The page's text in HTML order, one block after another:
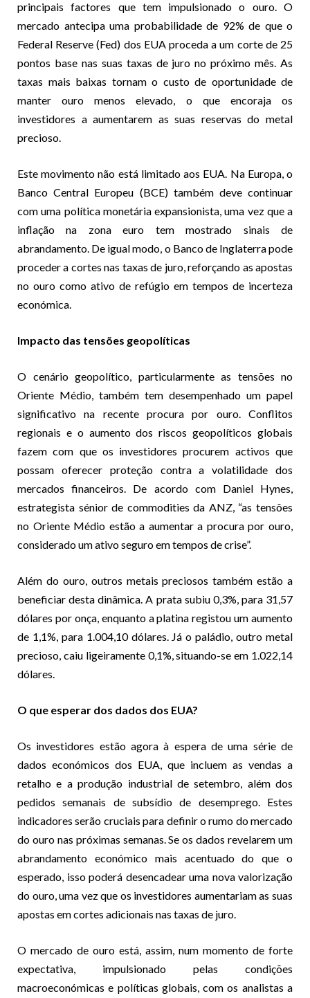
principais factores que tem impulsionado o ouro. O
mercado antecipa uma probabilidade de 92% de que o
Federal Reserve (Fed) dos EUA proceda a um corte de 25
pontos base nas suas taxas de juro no próximo mês. As
taxas mais baixas tornam o custo de oportunidade de
manter ouro menos elevado, o que encoraja os
investidores a aumentarem as suas reservas do metal
precioso.
Este movimento não está limitado aos EUA. Na Europa, o
Banco Central Europeu (BCE) também deve continuar
com uma política monetária expansionista, uma vez que a
inflação na zona euro tem mostrado sinais de
abrandamento. De igual modo, o Banco de Inglaterra pode
proceder a cortes nas taxas de juro, reforçando as apostas
no ouro como ativo de refúgio em tempos de incerteza
económica.
Impacto das tensões geopolíticas
O cenário geopolítico, particularmente as tensões no
Oriente Médio, também tem desempenhado um papel
significativo na recente procura por ouro. Conflitos
regionais e o aumento dos riscos geopolíticos globais
fazem com que os investidores procurem activos que
possam oferecer proteção contra a volatilidade dos
mercados financeiros. De acordo com Daniel Hynes,
estrategista sénior de commodities da ANZ, “as tensões
no Oriente Médio estão a aumentar a procura por ouro,
considerado um ativo seguro em tempos de crise”.
Além do ouro, outros metais preciosos também estão a
beneficiar desta dinâmica. A prata subiu 0,3%, para 31,57
dólares por onça, enquanto a platina registou um aumento
de 1,1%, para 1.004,10 dólares. Já o paládio, outro metal
precioso, caiu ligeiramente 0,1%, situando-se em 1.022,14
dólares.
O que esperar dos dados dos EUA?
Os investidores estão agora à espera de uma série de
dados económicos dos EUA, que incluem as vendas a
retalho e a produção industrial de setembro, além dos
pedidos semanais de subsídio de desemprego. Estes
indicadores serão cruciais para definir o rumo do mercado
do ouro nas próximas semanas. Se os dados revelarem um
abrandamento económico mais acentuado do que o
esperado, isso poderá desencadear uma nova valorização
do ouro, uma vez que os investidores aumentariam as suas
apostas em cortes adicionais nas taxas de juro.
O mercado de ouro está, assim, num momento de forte
expectativa, impulsionado pelas condições
macroeconómicas e políticas globais, com os analistas a